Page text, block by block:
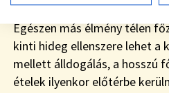
Egészen más élmény télen
kinti hideg ellenszere lehet a
mellett álldogálás, a hosszú
ételek ilyenkor előtérbe